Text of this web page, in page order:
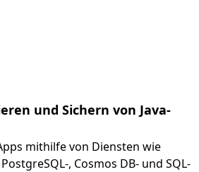
und Sichern von Java-
mithilfe von Diensten wie
, Cosmos DB- und SQL-